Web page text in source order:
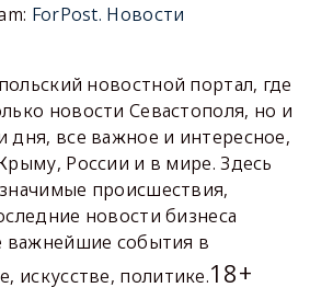
ForPost. Новости
новостной портал, где
новости Севастополя, но и
дня, все важное и интересное,
России и в мире. Здесь
происшествия,
новости бизнеса
важнейшие события в
искусстве, политике.18+